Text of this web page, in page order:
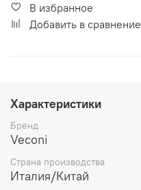
В избранное
Добавить в сравнение
Характеристики
Бренд
Veconi
Страна производства
Италия/Китай